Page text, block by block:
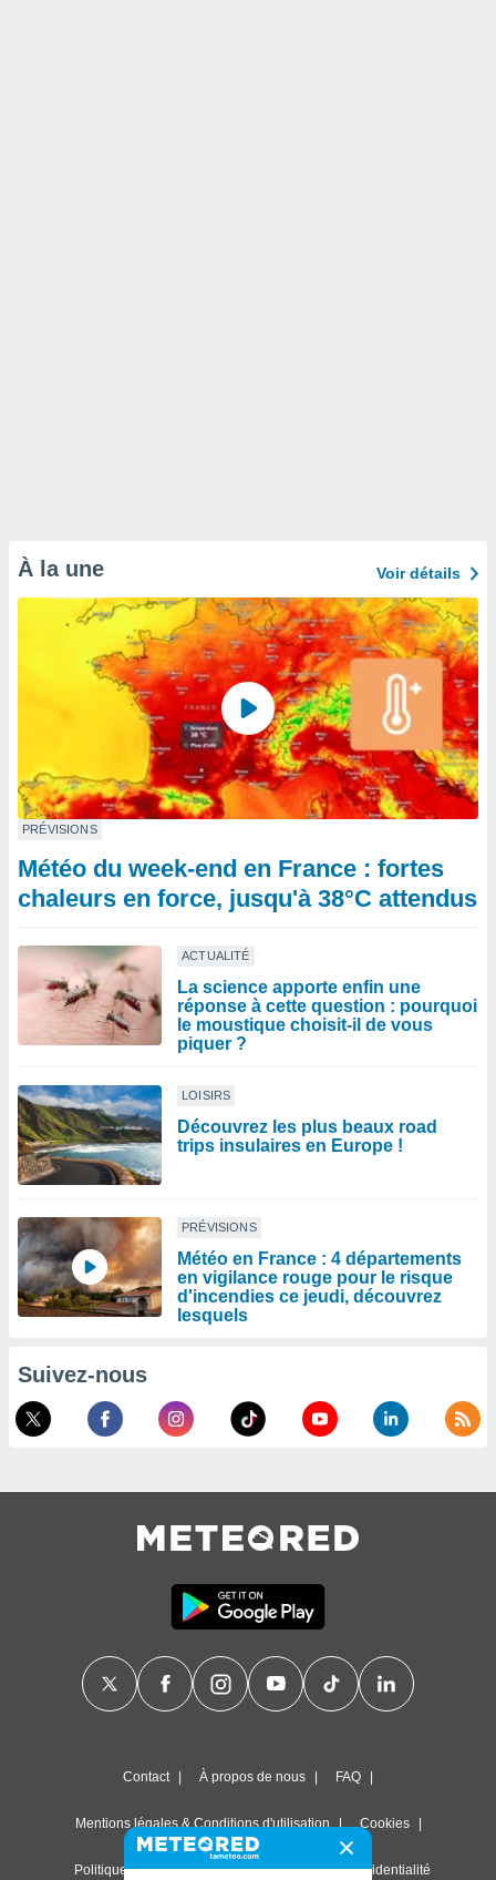
À la une Voir détails
PRÉVISIONS
Météo du week-end en France : fortes
chaleurs en force, jusqu'à 38°C attendus
ACTUALITÉ
La science apporte enfin une
réponse à cette question : pourquoi
le moustique choisit-il de vous
piquer ?
LOISIRS
Découvrez les plus beaux road
trips insulaires en Europe !
PRÉVISIONS
Météo en France : 4 départements
en vigilance rouge pour le risque
d'incendies ce jeudi, découvrez
lesquels
Suivez-nous
Contact À propos de nous FAQ
Mentions légales & Conditions d'utilisation Cookies
Politique de confidentialité Paramètres de confidentialité